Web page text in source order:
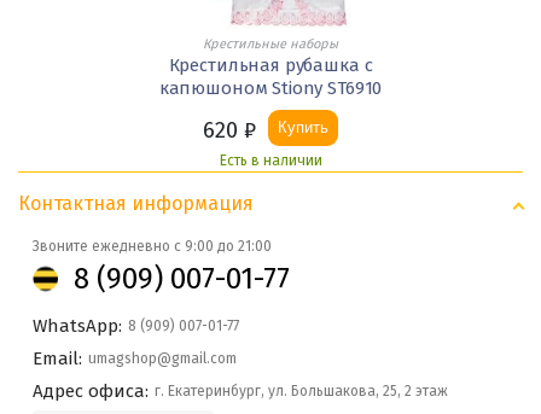
Крестильные наборы
Крестильная рубашка с
капюшоном Stiony ST6910
620 ₽ Купить
Есть в наличии
Контактная информация
Звоните ежедневно с 9:00 до 21:00
8 (909) 007-01-77
WhatsApp: 8 (909) 007-01-77
Email: umagshop@gmail.com
Адрес офиса: г. Екатеринбург, ул. Большакова, 25, 2 этаж